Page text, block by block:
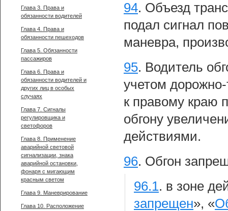
94. Объезд
подал сигнал
маневра,
95. Водитель
учетом дорожно-
к правому краю
обгону
действиями.
96. Обгон
96.1. в зоне
запрещен», «
Глава 3. Права и
обязанности водителей
Глава 4. Права и
обязанности пешеходов
Глава 5. Обязанности
пассажиров
Глава 6. Права и
обязанности водителей и
других лиц в особых
случаях
Глава 7. Сигналы
регулировщика и
светофоров
Глава 8. Применение
аварийной световой
сигнализации, знака
аварийной остановки,
фонаря с мигающим
красным светом
Глава 9. Маневрирование
Глава 10. Расположение